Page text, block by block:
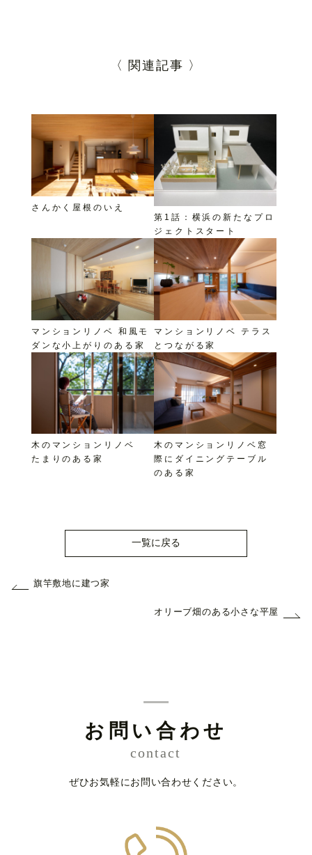
〈 関連記事 〉
さんかく屋根のいえ
第1話：横浜の新たなプロ
ジェクトスタート
マンションリノベ 和風モ
ダンな小上がりのある家
マンションリノベ テラス
とつながる家
木のマンションリノベ
たまりのある家
木のマンションリノベ窓
際にダイニングテーブル
のある家
一覧に戻る
旗竿敷地に建つ家
オリーブ畑のある小さな平屋
お問い合わせ
contact
ぜひお気軽にお問い合わせください。